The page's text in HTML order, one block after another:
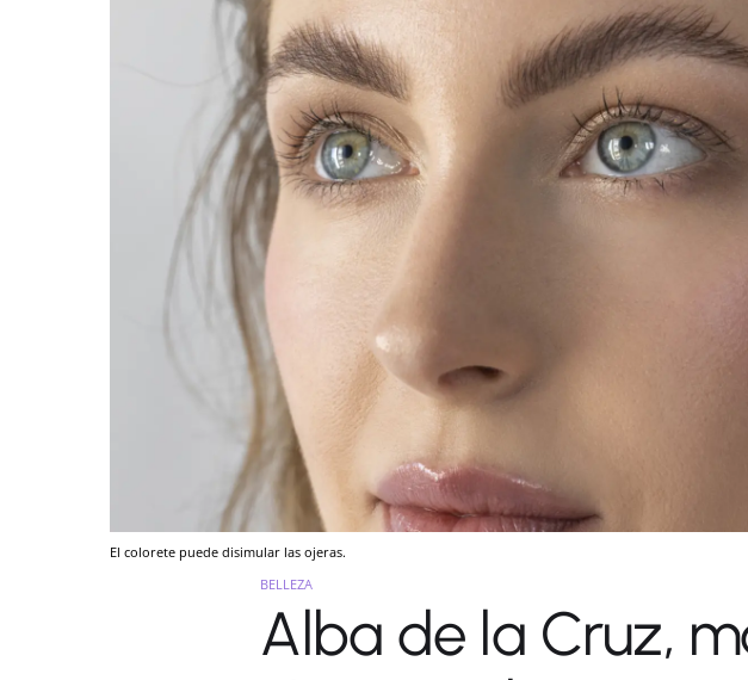
El colorete puede disimular las ojeras.
BELLEZA
Alba de la Cruz,